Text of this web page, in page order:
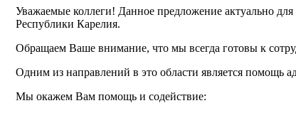
Уважаемые коллеги! Данное предложение актуально
Республики Карелия.
Обращаем Ваше внимание, что мы всегда готовы к
Одним из направлений в это области является помощь
Мы окажем Вам помощь и содействие: